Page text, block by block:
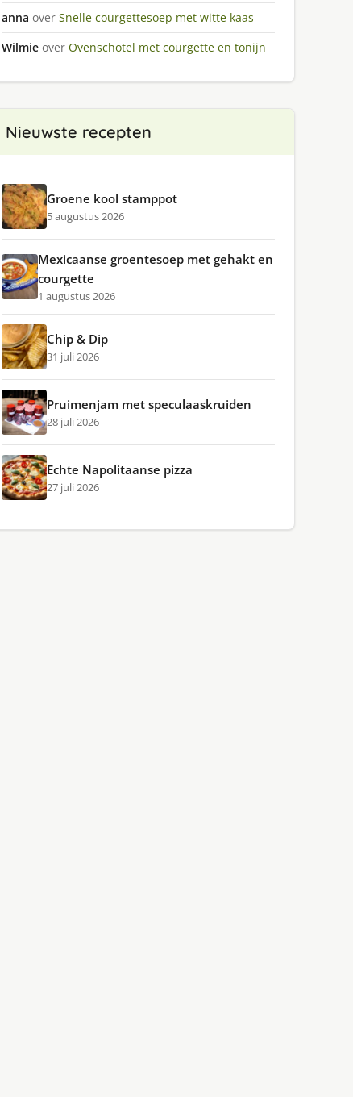
anna over Snelle courgettesoep met witte kaas
Wilmie over Ovenschotel met courgette en tonijn
Nieuwste recepten
Groene kool stamppot
5 augustus 2026
Mexicaanse groentesoep met gehakt en
courgette
1 augustus 2026
Chip & Dip
31 juli 2026
Pruimenjam met speculaaskruiden
28 juli 2026
Echte Napolitaanse pizza
27 juli 2026